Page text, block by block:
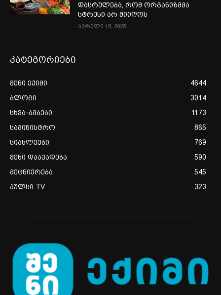
დასრულება, რომ ორგანიზმმა
სტრესი არ მიიღოს
აპრილი 18, 2025
კატეგორიები
შენი ექიმი
4644
ბლოგი
3014
სხვა-ამბები
1173
სამინისტრო
865
სიახლეები
769
შენი დაავადება
590
მეცნიერება
545
პულსი TV
323